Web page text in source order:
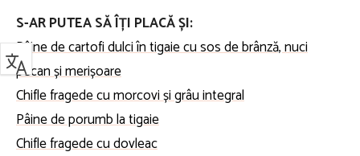
S-AR PUTEA SĂ ÎȚI PLACĂ ȘI:
Pâine de cartofi dulci în tigaie cu sos de brânză, nuci
pecan și merișoare
Chifle fragede cu morcovi și grâu integral
Pâine de porumb la tigaie
Chifle fragede cu dovleac